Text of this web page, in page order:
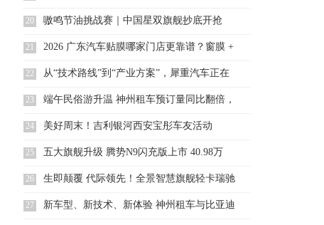
西答案”
20 嗷鸣节油挑战赛｜中国星双旗舰抄底开抢
21 2026 广东汽车贴膜哪家门店更靠谱？窗膜 +
22
从“技术路线”到“产业方案”，犀重汽车正在
定义
23
端午民俗游升温 神州租车预订量同比翻倍，
跨城自
24 美好周末！吉利银河西安宝彤车友活动
25 五大旗舰升级 腾势N9闪充版上市 40.98万
26
生即颠覆 代际领先！全景智慧旗舰轻卡瑞驰
C9正
27
新车型、新技术、新体验 神州租车与比亚迪